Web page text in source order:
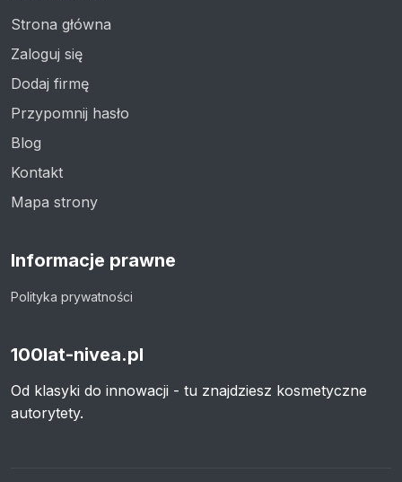
Strona główna
Zaloguj się
Dodaj firmę
Przypomnij hasło
Blog
Kontakt
Mapa strony
Informacje prawne
Polityka prywatności
100lat-nivea.pl
Od klasyki do innowacji - tu znajdziesz kosmetyczne
autorytety.